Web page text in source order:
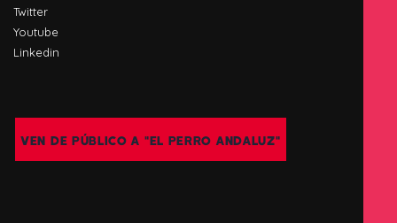
Twitter
Youtube
Linkedin
VEN DE PÚBLICO A "EL PERRO ANDALUZ"